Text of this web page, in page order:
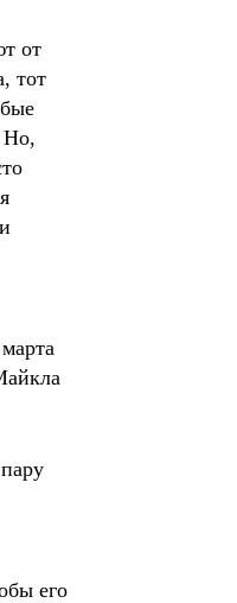
от
тот
Но,
его